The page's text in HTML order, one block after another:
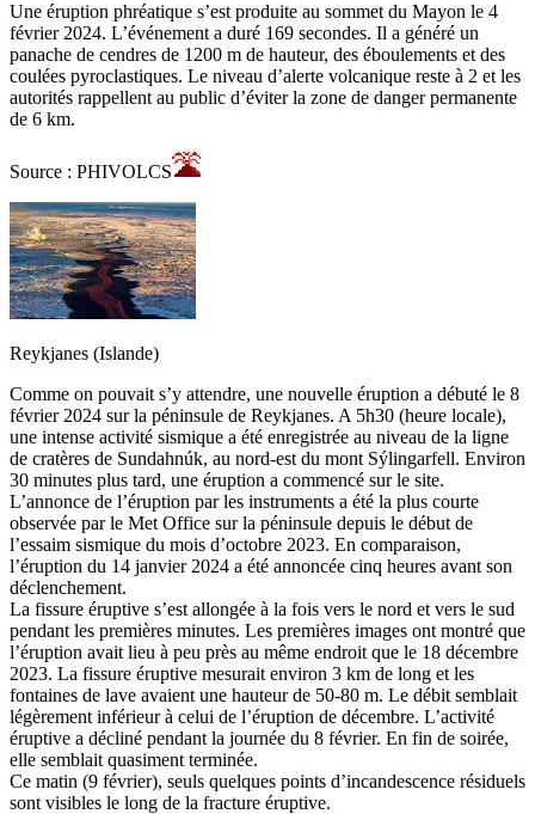
Une éruption phréatique s’est produite au sommet du Mayon le 4
février 2024. L’événement a duré 169 secondes. Il a généré un
panache de cendres de 1200 m de hauteur, des éboulements et des
coulées pyroclastiques. Le niveau d’alerte volcanique reste à 2 et les
autorités rappellent au public d’éviter la zone de danger permanente
de 6 km.
Source : PHIVOLCS
Reykjanes (Islande)
Comme on pouvait s’y attendre, une nouvelle éruption a débuté le 8
février 2024 sur la péninsule de Reykjanes. A 5h30 (heure locale),
une intense activité sismique a été enregistrée au niveau de la ligne
de cratères de Sundahnúk, au nord-est du mont Sýlingarfell. Environ
30 minutes plus tard, une éruption a commencé sur le site.
L’annonce de l’éruption par les instruments a été la plus courte
observée par le Met Office sur la péninsule depuis le début de
l’essaim sismique du mois d’octobre 2023. En comparaison,
l’éruption du 14 janvier 2024 a été annoncée cinq heures avant son
déclenchement.
La fissure éruptive s’est allongée à la fois vers le nord et vers le sud
pendant les premières minutes. Les premières images ont montré que
l’éruption avait lieu à peu près au même endroit que le 18 décembre
2023. La fissure éruptive mesurait environ 3 km de long et les
fontaines de lave avaient une hauteur de 50-80 m. Le débit semblait
légèrement inférieur à celui de l’éruption de décembre. L’activité
éruptive a décliné pendant la journée du 8 février. En fin de soirée,
elle semblait quasiment terminée.
Ce matin (9 février), seuls quelques points d’incandescence résiduels
sont visibles le long de la fracture éruptive.